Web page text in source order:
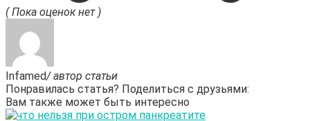
( Пока оценок нет )
Infamed/ автор статьи
Понравилась статья? Поделиться с друзьями:
Вам также может быть интересно